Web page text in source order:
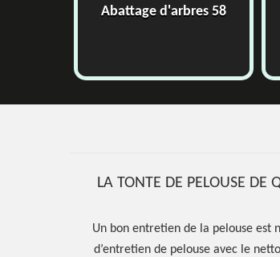
Abattage d'arbres 58
LA TONTE DE PELOUSE DE
Un bon entretien de la pelouse est
d’entretien de pelouse avec le